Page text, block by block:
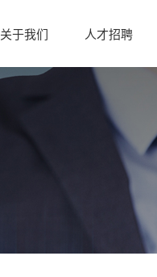
关于我们 人才招聘